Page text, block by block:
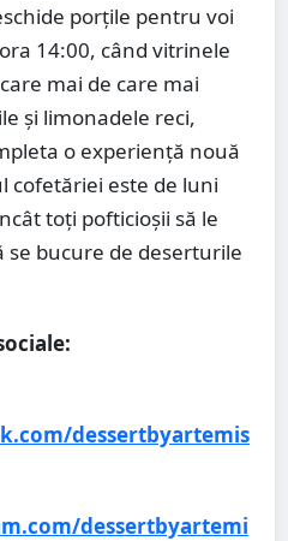
porțile pentru voi
14:00, când vitrinele
mai de care mai
și limonadele reci,
o experiență nouă
cofetăriei este de luni
toți pofticioșii să le
se bucure de deserturile
dessertbyartemis
dessertbyartemi